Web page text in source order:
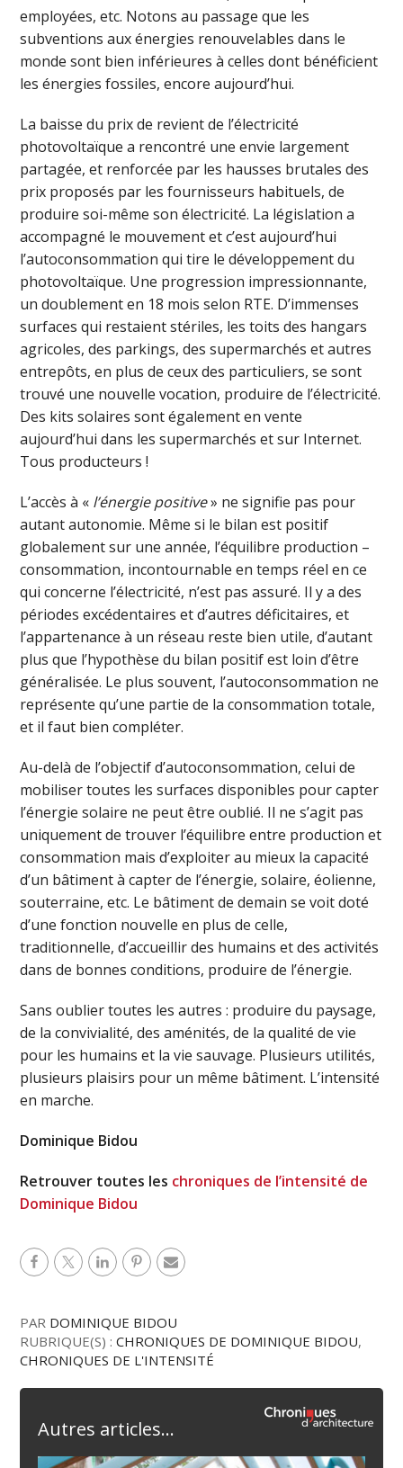
employées, etc. Notons au passage que les
subventions aux énergies renouvelables dans le
monde sont bien inférieures à celles dont bénéficient
les énergies fossiles, encore aujourd’hui.
La baisse du prix de revient de l’électricité
photovoltaïque a rencontré une envie largement
partagée, et renforcée par les hausses brutales des
prix proposés par les fournisseurs habituels, de
produire soi-même son électricité. La législation a
accompagné le mouvement et c’est aujourd’hui
l’autoconsommation qui tire le développement du
photovoltaïque. Une progression impressionnante,
un doublement en 18 mois selon RTE. D’immenses
surfaces qui restaient stériles, les toits des hangars
agricoles, des parkings, des supermarchés et autres
entrepôts, en plus de ceux des particuliers, se sont
trouvé une nouvelle vocation, produire de l’électricité.
Des kits solaires sont également en vente
aujourd’hui dans les supermarchés et sur Internet.
Tous producteurs !
L’accès à « l’énergie positive» ne signifie pas pour
autant autonomie. Même si le bilan est positif
globalement sur une année, l’équilibre production –
consommation, incontournable en temps réel en ce
qui concerne l’électricité, n’est pas assuré. Il y a des
périodes excédentaires et d’autres déficitaires, et
l’appartenance à un réseau reste bien utile, d’autant
plus que l’hypothèse du bilan positif est loin d’être
généralisée. Le plus souvent, l’autoconsommation ne
représente qu’une partie de la consommation totale,
et il faut bien compléter.
Au-delà de l’objectif d’autoconsommation, celui de
mobiliser toutes les surfaces disponibles pour capter
l’énergie solaire ne peut être oublié. Il ne s’agit pas
uniquement de trouver l’équilibre entre production et
consommation mais d’exploiter au mieux la capacité
d’un bâtiment à capter de l’énergie, solaire, éolienne,
souterraine, etc. Le bâtiment de demain se voit doté
d’une fonction nouvelle en plus de celle,
traditionnelle, d’accueillir des humains et des activités
dans de bonnes conditions, produire de l’énergie.
Sans oublier toutes les autres : produire du paysage,
de la convivialité, des aménités, de la qualité de vie
pour les humains et la vie sauvage. Plusieurs utilités,
plusieurs plaisirs pour un même bâtiment. L’intensité
en marche.
Dominique Bidou
Retrouver toutes les chroniques de l’intensité de
Dominique Bidou
PAR DOMINIQUE BIDOU
RUBRIQUE(S) :CHRONIQUES DE DOMINIQUE BIDOU,
CHRONIQUES DE L'INTENSITÉ
Autres articles...